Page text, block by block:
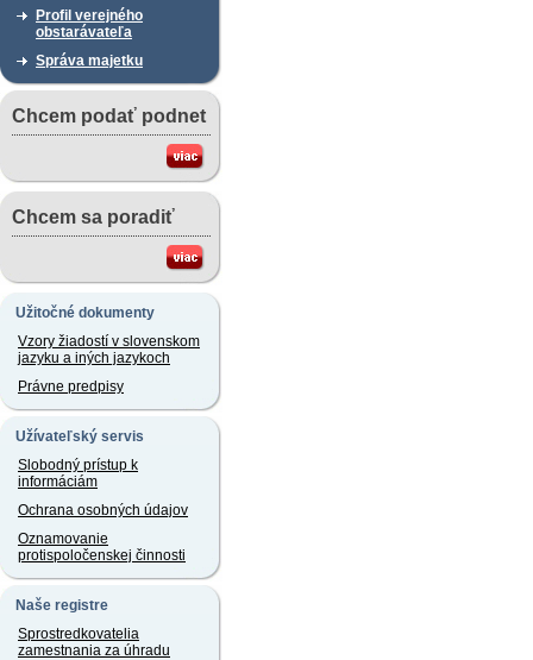
Profil verejného
obstarávateľa
Správa majetku
Chcem podať podnet
Chcem sa poradiť
Užitočné dokumenty
Vzory žiadostí v slovenskom
jazyku a iných jazykoch
Právne predpisy
Užívateľský servis
Slobodný prístup k
informáciám
Ochrana osobných údajov
Oznamovanie
protispoločenskej činnosti
Naše registre
Sprostredkovatelia
zamestnania za úhradu